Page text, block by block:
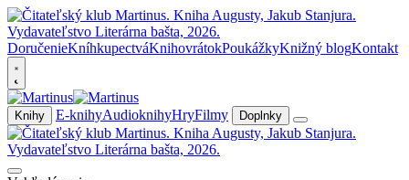
DoručenieKníhkupectváKnihovrátokPoukážkyKnižný blogKontakt
Knihy E-knihyAudioknihyHryFilmy Doplnky